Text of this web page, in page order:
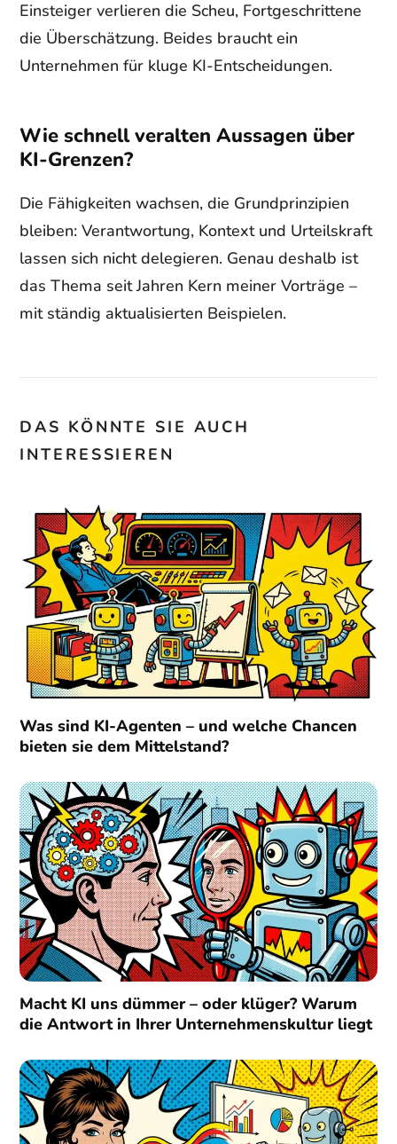
Einsteiger verlieren die Scheu, Fortgeschrittene
die Überschätzung. Beides braucht ein
Unternehmen für kluge KI-Entscheidungen.
Wie schnell veralten Aussagen über
KI-Grenzen?
Die Fähigkeiten wachsen, die Grundprinzipien
bleiben: Verantwortung, Kontext und Urteilskraft
lassen sich nicht delegieren. Genau deshalb ist
das Thema seit Jahren Kern meiner Vorträge –
mit ständig aktualisierten Beispielen.
DAS KÖNNTE SIE AUCH
INTERESSIEREN
Was sind KI-Agenten – und welche Chancen
bieten sie dem Mittelstand?
Macht KI uns dümmer – oder klüger? Warum
die Antwort in Ihrer Unternehmenskultur liegt